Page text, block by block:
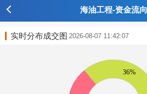
海油工程-资金流向
实时分布成交图 2026-08-07 11:42:07